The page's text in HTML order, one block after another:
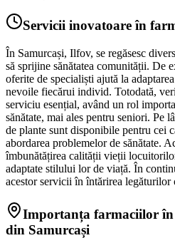
Servicii inovatoare în
În Samurcași, Ilfov, se regăsesc
să sprijine sănătatea comunității. De
oferite de specialiști ajută la
nevoile fiecărui individ. Totodată,
serviciu esențial, având un rol
sănătate, mai ales pentru seniori. Pe
de plante sunt disponibile pentru cei
abordarea problemelor de sănătate.
îmbunătățirea calității vieții
adaptate stilului lor de viață. În
acestor servicii în întărirea legăturilor
Importanța farmaciilor în
din Samurcași